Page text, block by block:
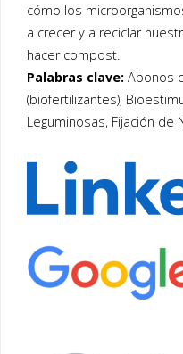
cómo los
a crecer y a reciclar
hacer compost.
Palabras clave:Abonos
(biofertilizantes),
Leguminosas, Fijación de